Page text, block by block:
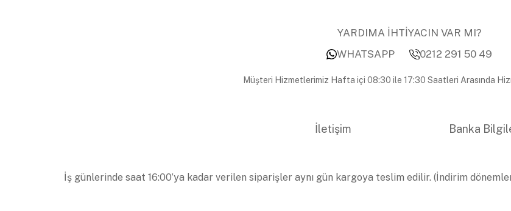
YARDIMA İHTİYACIN VAR MI?
WHATSAPP
0212 291 50 49
Müşteri Hizmetlerimiz Hafta içi 08:30 ile 17:30 Saatleri Arasında
İletişim Banka
İş günlerinde saat 16:00’ya kadar verilen siparişler aynı gün kargoya teslim edilir. (İndirim